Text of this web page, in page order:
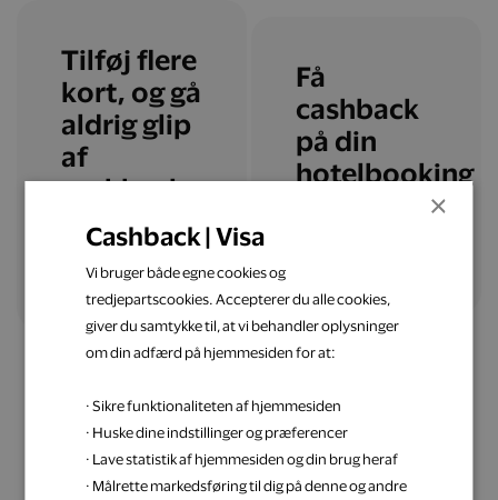
Tilføj flere
kort, og gå
aldrig glip
af
cashback
Tilføj flere kort
Få
cashback
på din
hotelbooking
Få inspiration til din
×
Cashback | Visa
Vi bruger både egne cookies og
tredjepartscookies. Accepterer du alle cookies,
giver du samtykke til, at vi behandler oplysninger
om din adfærd på hjemmesiden for at:
· Sikre funktionaliteten af hjemmesiden
· Huske dine indstillinger og præferencer
· Lave statistik af hjemmesiden og din brug heraf
· Målrette markedsføring til dig på denne og andre